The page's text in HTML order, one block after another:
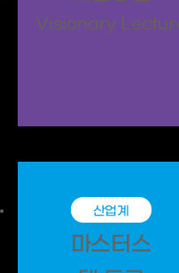
Visionary
산업계
마스터스